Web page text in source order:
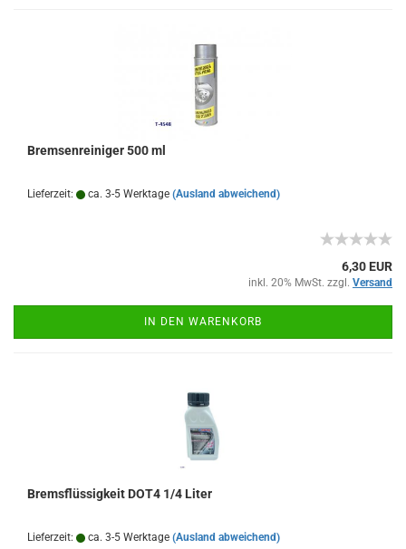
Bremsenreiniger 500 ml
Lieferzeit: ca. 3-5 Werktage (Ausland abweichend)
6,30 EUR
inkl. 20% MwSt. zzgl. Versand
IN DEN WARENKORB
Bremsflüssigkeit DOT4 1/4 Liter
Lieferzeit: ca. 3-5 Werktage (Ausland abweichend)